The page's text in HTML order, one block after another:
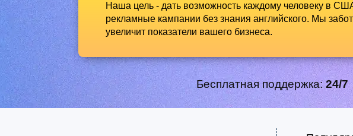
Наша цель - дать возможность каждому человеку в
рекламные кампании без знания английского. Мы
увеличит показатели вашего бизнеса.
Бесплатная поддержка: 24/7